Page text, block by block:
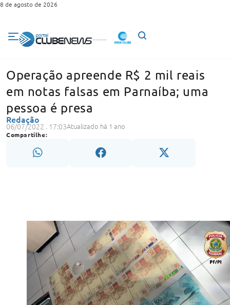
8 de agosto de 2026
Operação apreende R$ 2 mil reais
em notas falsas em Parnaíba; uma
pessoa é presa
Redação
06/07/2022 . 17:03Atualizado há 1 ano
Compartilhe: